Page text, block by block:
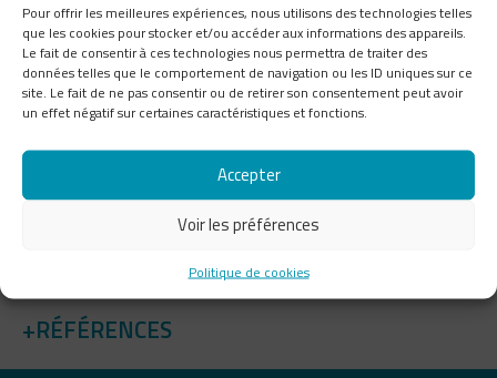
Pour offrir les meilleures expériences, nous utilisons des technologies telles
que les cookies pour stocker et/ou accéder aux informations des appareils.
Le fait de consentir à ces technologies nous permettra de traiter des
données telles que le comportement de navigation ou les ID uniques sur ce
site. Le fait de ne pas consentir ou de retirer son consentement peut avoir
un effet négatif sur certaines caractéristiques et fonctions.
Accepter
Voir les préférences
Politique de cookies
| GESTION EN TEMPS RÉEL
| GESTION À DISTANCE
VOUS AVEZ UN PROJET ?
RÉFÉRENCES